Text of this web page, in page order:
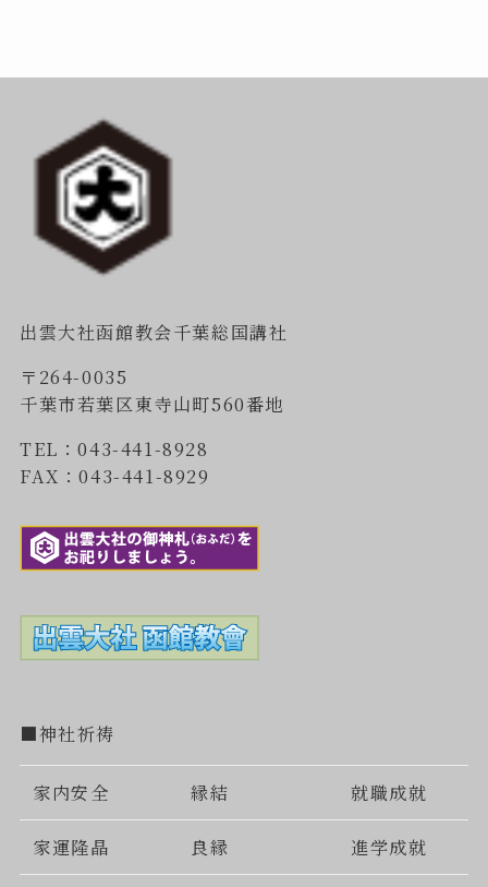
出雲大社函館教会千葉総国講社
〒264-0035
千葉市若葉区東寺山町560番地
TEL：043-441-8928
FAX：043-441-8929
■神社祈祷
家内安全 縁結 就職成就
家運隆晶 良縁 進学成就